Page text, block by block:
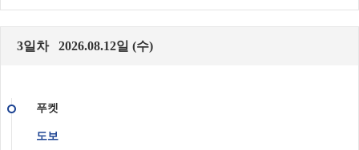
3일차 2026.08.12일 (수)
푸켓
도보